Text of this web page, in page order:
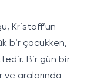
Kristoff’un
bir çocukken,
Bir gün bir
ve aralarında